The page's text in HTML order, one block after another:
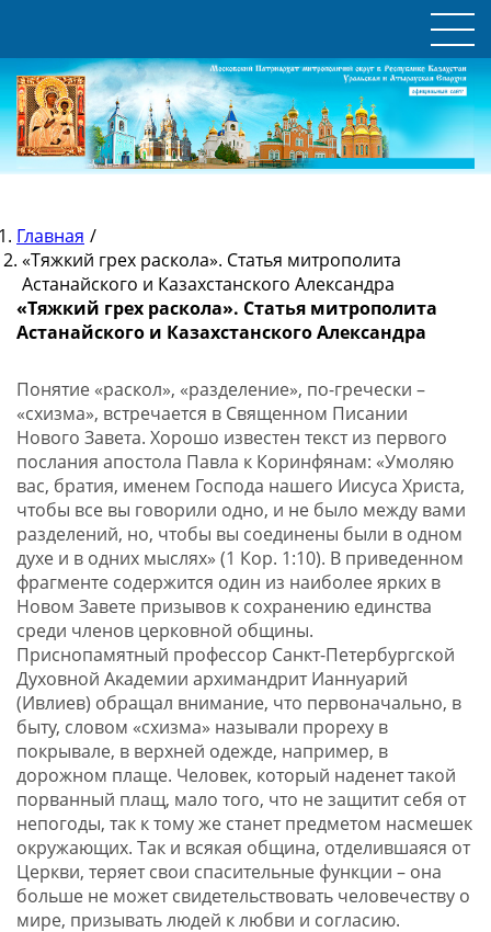
Главная /
«Тяжкий грех раскола». Статья митрополита
Астанайского и Казахстанского Александра
«Тяжкий грех раскола». Статья митрополита
Астанайского и Казахстанского Александра
Понятие «раскол», «разделение», по-гречески –
«схизма», встречается в Священном Писании
Нового Завета. Хорошо известен текст из первого
послания апостола Павла к Коринфянам: «Умоляю
вас, братия, именем Господа нашего Иисуса Христа,
чтобы все вы говорили одно, и не было между вами
разделений, но, чтобы вы соединены были в одном
духе и в одних мыслях» (1 Кор. 1:10). В приведенном
фрагменте содержится один из наиболее ярких в
Новом Завете призывов к сохранению единства
среди членов церковной общины.
Приснопамятный профессор Санкт-Петербургской
Духовной Академии архимандрит Ианнуарий
(Ивлиев) обращал внимание, что первоначально, в
быту, словом «схизма» называли прореху в
покрывале, в верхней одежде, например, в
дорожном плаще. Человек, который наденет такой
порванный плащ, мало того, что не защитит себя от
непогоды, так к тому же станет предметом насмешек
окружающих. Так и всякая община, отделившаяся от
Церкви, теряет свои спасительные функции – она
больше не может свидетельствовать человечеству о
мире, призывать людей к любви и согласию.